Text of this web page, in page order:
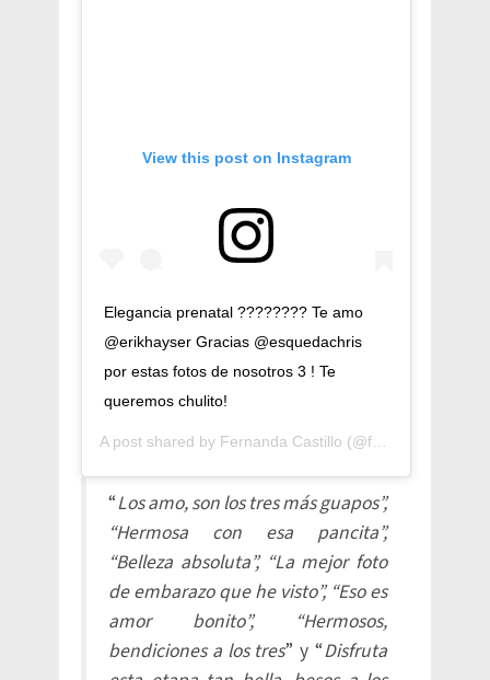
View this post on Instagram
Elegancia prenatal ???????? Te amo
@erikhayser Gracias @esquedachris
por estas fotos de nosotros 3 ! Te
queremos chulito!
A post shared by Fernanda Castillo (@fernandacga) on
“Los amo, son los tres más guapos”,
“Hermosa con esa pancita”,
“Belleza absoluta”, “La mejor foto
de embarazo que he visto”, “Eso es
amor bonito”, “Hermosos,
bendiciones a los tres” y “Disfruta